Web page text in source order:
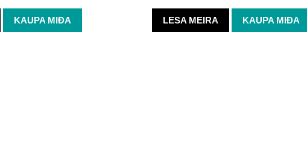
KAUPA MIÐA LESA MEIRA KAUPA MIÐA